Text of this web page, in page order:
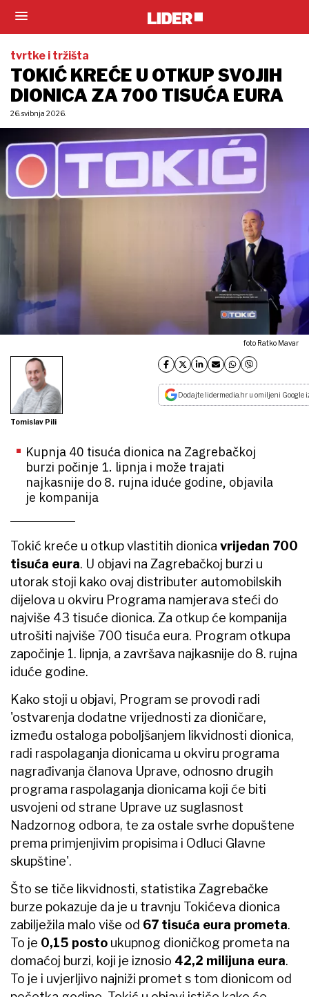
tvrtke i tržišta
TOKIĆ KREĆE U OTKUP SVOJIH
DIONICA ZA 700 TISUĆA EURA
26. svibnja 2026.
foto Ratko Mavar
Tomislav Pili
Dodajte lidermedia.hr u omiljeni Google
Kupnja 40 tisuća dionica na Zagrebačkoj
burzi počinje 1. lipnja i može trajati
najkasnije do 8. rujna iduće godine, objavila
je kompanija
Tokić kreće u otkup vlastitih dionica vrijedan 700
tisuća eura. U objavi na Zagrebačkoj burzi u
utorak stoji kako ovaj distributer automobilskih
dijelova u okviru Programa namjerava steći do
najviše 43 tisuće dionica. Za otkup će kompanija
utrošiti najviše 700 tisuća eura. Program otkupa
započinje 1. lipnja, a završava najkasnije do 8. rujna
iduće godine.
Kako stoji u objavi, Program se provodi radi
'ostvarenja dodatne vrijednosti za dioničare,
između ostaloga poboljšanjem likvidnosti dionica,
radi raspolaganja dionicama u okviru programa
nagrađivanja članova Uprave, odnosno drugih
programa raspolaganja dionicama koji će biti
usvojeni od strane Uprave uz suglasnost
Nadzornog odbora, te za ostale svrhe dopuštene
prema primjenjivim propisima i Odluci Glavne
skupštine'.
Što se tiče likvidnosti, statistika Zagrebačke
burze pokazuje da je u travnju Tokićeva dionica
zabilježila malo više od 67 tisuća eura prometa.
To je 0,15 posto ukupnog dioničkog prometa na
domaćoj burzi, koji je iznosio 42,2 milijuna eura.
To je i uvjerljivo najniži promet s tom dionicom od